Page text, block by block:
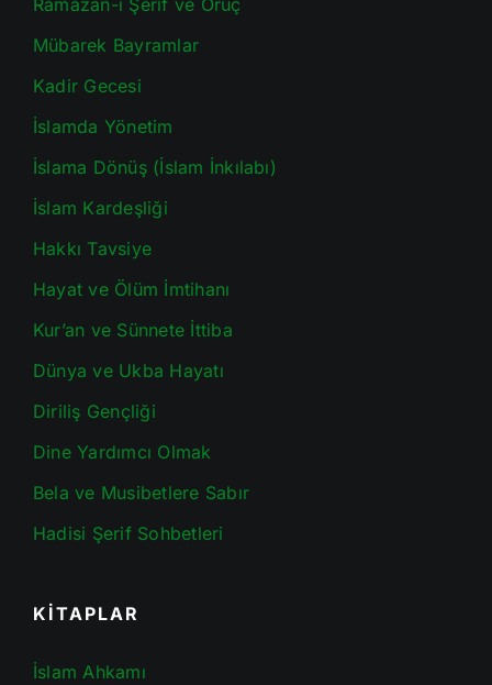
Ramazan-ı Şerif ve Oruç
Mübarek Bayramlar
Kadir Gecesi
İslamda Yönetim
İslama Dönüş (İslam İnkılabı)
İslam Kardeşliği
Hakkı Tavsiye
Hayat ve Ölüm İmtihanı
Kur’an ve Sünnete İttiba
Dünya ve Ukba Hayatı
Diriliş Gençliği
Dine Yardımcı Olmak
Bela ve Musibetlere Sabır
Hadisi Şerif Sohbetleri
KİTAPLAR
İslam Ahkamı